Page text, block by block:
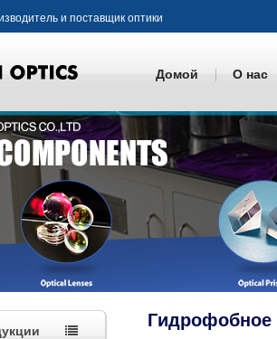
и поставщик оптики
Домой О нас
Гидрофобное